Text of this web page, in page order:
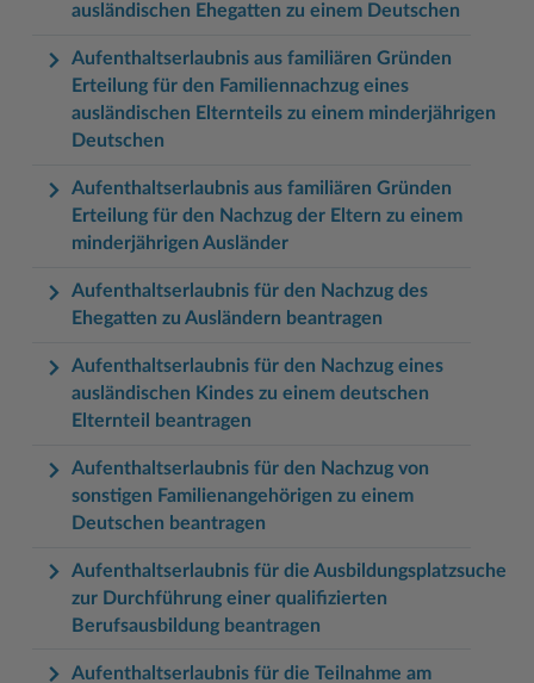
ausländischen Ehegatten zu einem Deutschen
Aufenthaltserlaubnis aus familiären Gründen
Erteilung für den Familiennachzug eines
ausländischen Elternteils zu einem minderjährigen
Deutschen
Aufenthaltserlaubnis aus familiären Gründen
Erteilung für den Nachzug der Eltern zu einem
minderjährigen Ausländer
Aufenthaltserlaubnis für den Nachzug des
Ehegatten zu Ausländern beantragen
Aufenthaltserlaubnis für den Nachzug eines
ausländischen Kindes zu einem deutschen
Elternteil beantragen
Aufenthaltserlaubnis für den Nachzug von
sonstigen Familienangehörigen zu einem
Deutschen beantragen
Aufenthaltserlaubnis für die Ausbildungsplatzsuche
zur Durchführung einer qualifizierten
Berufsausbildung beantragen
Aufenthaltserlaubnis für die Teilnahme am